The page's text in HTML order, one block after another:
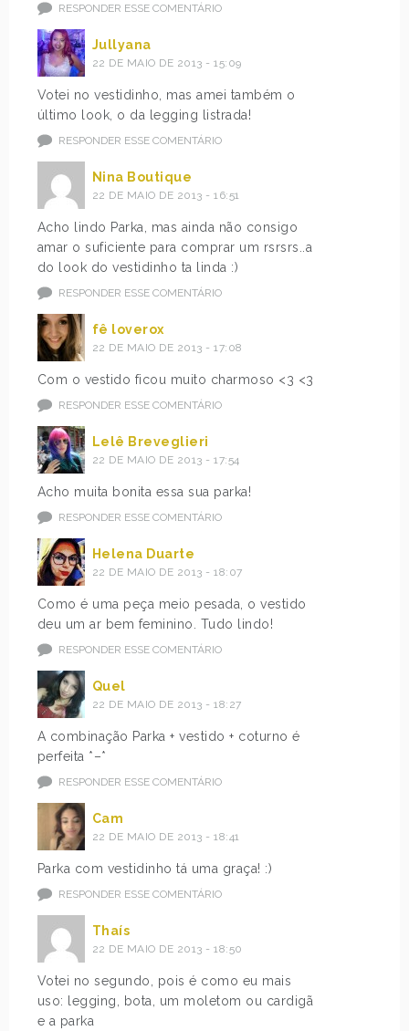
RESPONDER ESSE COMENTÁRIO
Jullyana
22 DE MAIO DE 2013 - 15:09
Votei no vestidinho, mas amei também o
último look, o da legging listrada!
RESPONDER ESSE COMENTÁRIO
Nina Boutique
22 DE MAIO DE 2013 - 16:51
Acho lindo Parka, mas ainda não consigo
amar o suficiente para comprar um rsrsrs..a
do look do vestidinho ta linda :)
RESPONDER ESSE COMENTÁRIO
fê loverox
22 DE MAIO DE 2013 - 17:08
Com o vestido ficou muito charmoso <3 <3
RESPONDER ESSE COMENTÁRIO
Lelê Breveglieri
22 DE MAIO DE 2013 - 17:54
Acho muita bonita essa sua parka!
RESPONDER ESSE COMENTÁRIO
Helena Duarte
22 DE MAIO DE 2013 - 18:07
Como é uma peça meio pesada, o vestido
deu um ar bem feminino. Tudo lindo!
RESPONDER ESSE COMENTÁRIO
Quel
22 DE MAIO DE 2013 - 18:27
A combinação Parka + vestido + coturno é
perfeita *–*
RESPONDER ESSE COMENTÁRIO
Cam
22 DE MAIO DE 2013 - 18:41
Parka com vestidinho tá uma graça! :)
RESPONDER ESSE COMENTÁRIO
Thaís
22 DE MAIO DE 2013 - 18:50
Votei no segundo, pois é como eu mais
uso: legging, bota, um moletom ou cardigã
e a parka